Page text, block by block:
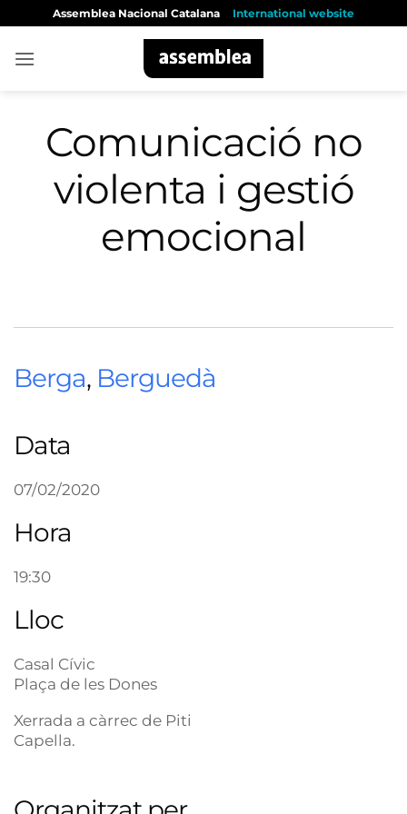
content
Assemblea Nacional Catalana International website
Comunicació no
violenta i gestió
emocional
Berga, Berguedà
Data
07/02/2020
Hora
19:30
Lloc
Casal Cívic
Plaça de les Dones
Xerrada a càrrec de Piti
Capella.